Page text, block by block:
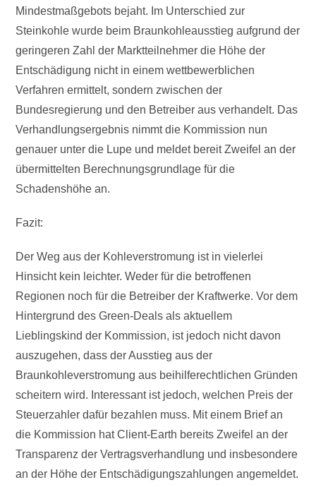
Mindestmaßgebots bejaht. Im Unterschied zur
Steinkohle wurde beim Braunkohleausstieg aufgrund der
geringeren Zahl der Marktteilnehmer die Höhe der
Entschädigung nicht in einem wettbewerblichen
Verfahren ermittelt, sondern zwischen der
Bundesregierung und den Betreiber aus verhandelt. Das
Verhandlungsergebnis nimmt die Kommission nun
genauer unter die Lupe und meldet bereit Zweifel an der
übermittelten Berechnungsgrundlage für die
Schadenshöhe an.
Fazit:
Der Weg aus der Kohleverstromung ist in vielerlei
Hinsicht kein leichter. Weder für die betroffenen
Regionen noch für die Betreiber der Kraftwerke. Vor dem
Hintergrund des Green-Deals als aktuellem
Lieblingskind der Kommission, ist jedoch nicht davon
auszugehen, dass der Ausstieg aus der
Braunkohleverstromung aus beihilferechtlichen Gründen
scheitern wird. Interessant ist jedoch, welchen Preis der
Steuerzahler dafür bezahlen muss. Mit einem Brief an
die Kommission hat Client-Earth bereits Zweifel an der
Transparenz der Vertragsverhandlung und insbesondere
an der Höhe der Entschädigungszahlungen angemeldet.